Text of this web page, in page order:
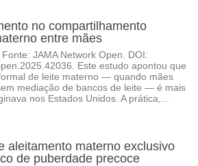
no compartilhamento
entre mães
JAMA Network Open. DOI:
Este estudo apontou que
de leite materno — quando mães
mediação de bancos de leite — é mais
nos Estados Unidos. A prática,...
aleitamento materno exclusivo
de puberdade precoce